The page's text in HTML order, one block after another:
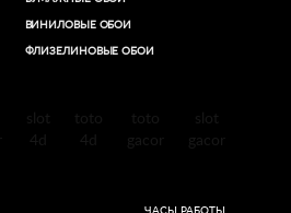
ВИНИЛОВЫЕ ОБОИ​
ФЛИЗЕЛИНОВЫЕ ОБОИ
ЧАСЫ РАБОТЫ